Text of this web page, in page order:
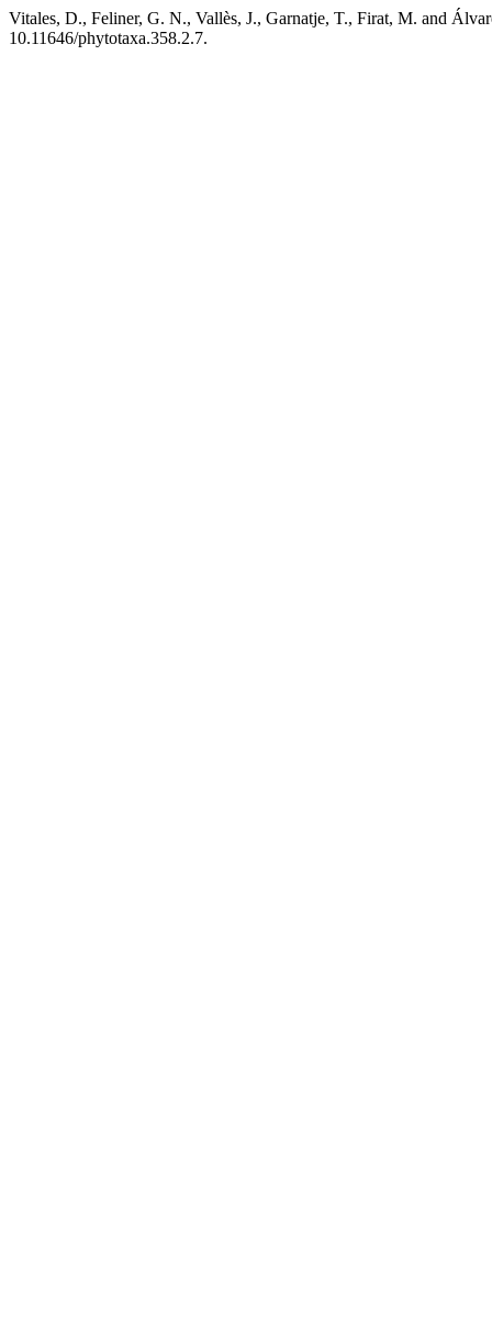
Vitales, D., Feliner, G. N., Vallès, J., Garnatje, T., Firat, M. and
10.11646/phytotaxa.358.2.7.